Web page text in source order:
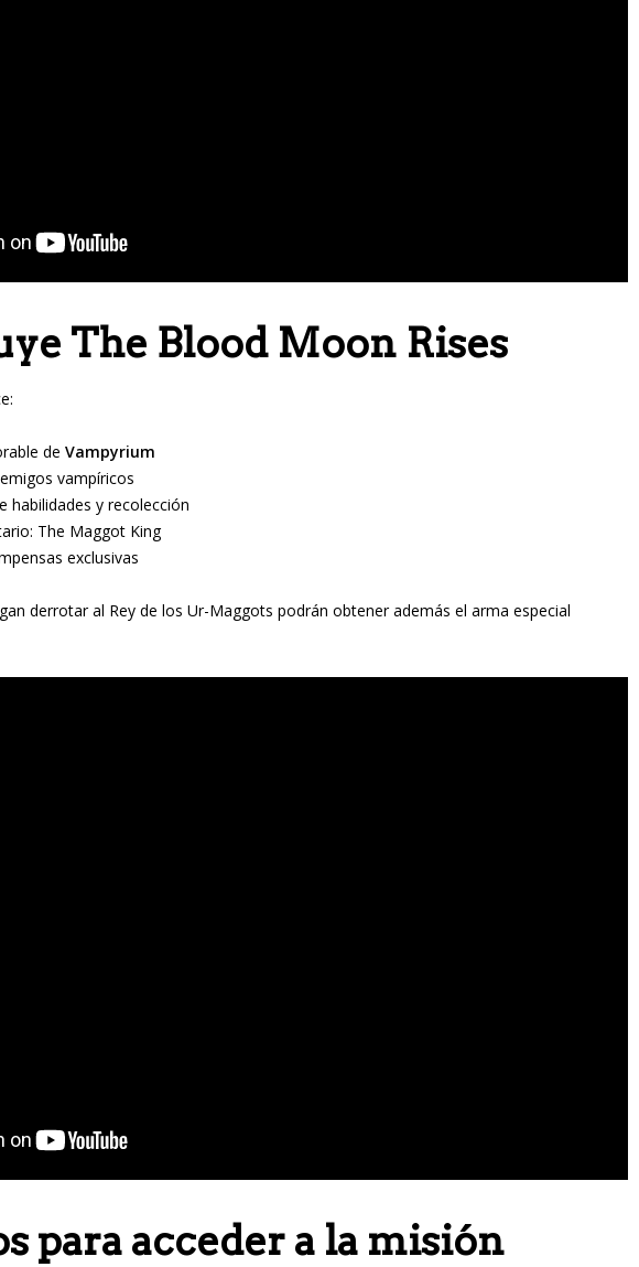
The Blood Moon Rises
de Vampyrium
vampíricos
habilidades y recolección
The Maggot King
exclusivas
derrotar al Rey de los Ur-Maggots podrán obtener además el arma especial
para acceder a la misión